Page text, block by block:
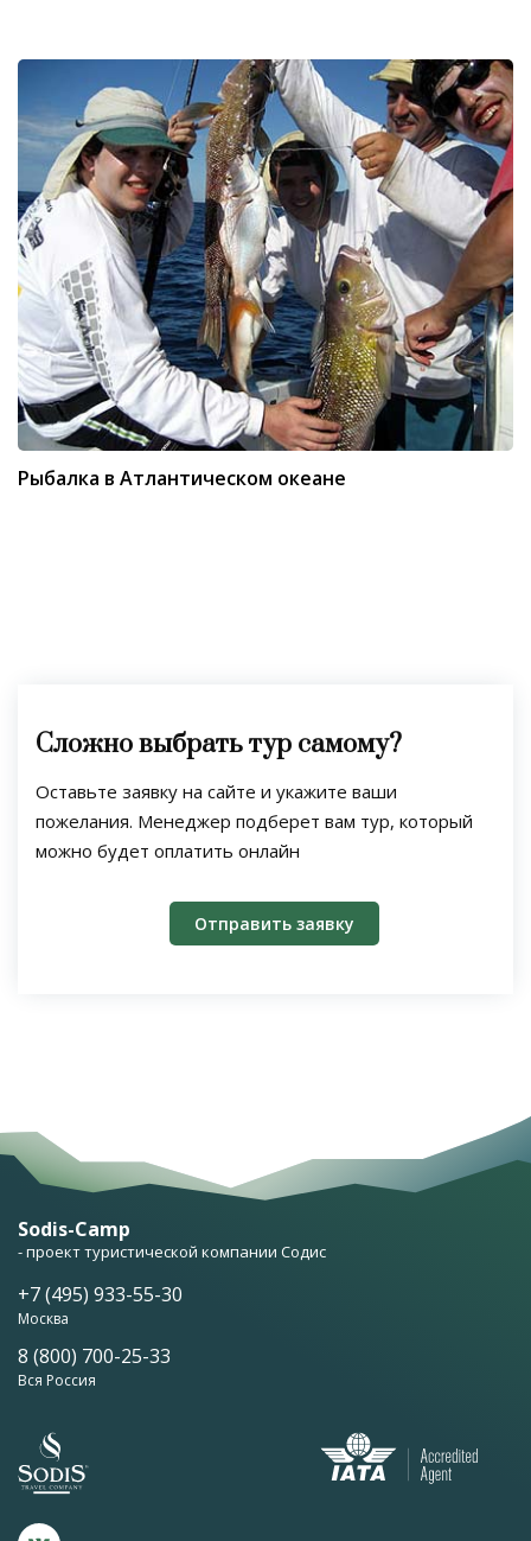
Рыбалка в Атлантическом океане
Сложно выбрать тур самому?
Оставьте заявку на сайте и укажите ваши
пожелания. Менеджер подберет вам тур, который
можно будет оплатить онлайн
Отправить заявку
Sodis-Camp
- проект туристической компании Содис
+7 (495) 933-55-30
Москва
8 (800) 700-25-33
Вся Россия